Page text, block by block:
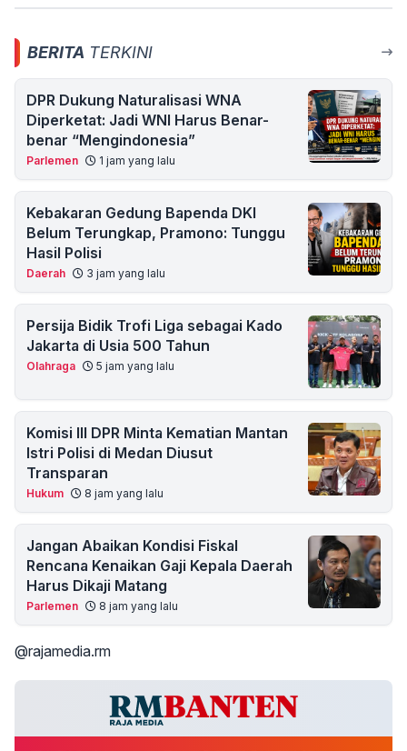
BERITA TERKINI
DPR Dukung Naturalisasi WNA
Diperketat: Jadi WNI Harus Benar-
benar “Mengindonesia”
Parlemen 1 jam yang lalu
Kebakaran Gedung Bapenda DKI
Belum Terungkap, Pramono: Tunggu
Hasil Polisi
Daerah 3 jam yang lalu
Persija Bidik Trofi Liga sebagai Kado
Jakarta di Usia 500 Tahun
Olahraga 5 jam yang lalu
Komisi III DPR Minta Kematian Mantan
Istri Polisi di Medan Diusut
Transparan
Hukum 8 jam yang lalu
Jangan Abaikan Kondisi Fiskal
Rencana Kenaikan Gaji Kepala Daerah
Harus Dikaji Matang
Parlemen 8 jam yang lalu
@rajamedia.rm